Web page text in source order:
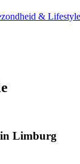
& Lifestyle
in Limburg